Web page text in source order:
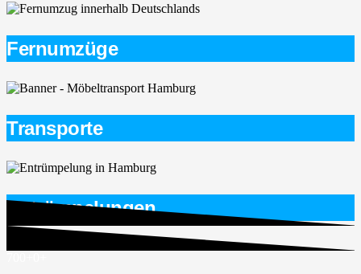
Fernumzüge
Transporte
Entrümpelungen